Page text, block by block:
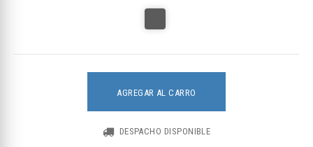
AGREGAR AL CARRO
DESPACHO DISPONIBLE